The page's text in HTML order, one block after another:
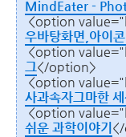
MindEater -
<option
우바탕화면,아이
<option
그</option>
<option
사과속자그마한
<option
쉬운 과학이야기